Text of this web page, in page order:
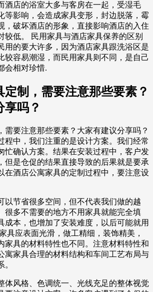
酒店的浴室大多与客房在一起，受湿毛
等影响，会造成家具变形，封边脱落，霉
，破坏酒店的形象，直接影响酒店的入住
较低。 民用家具与酒店家具保养的区别
用的要大许多，因为酒店家具跟洗浴区是
较容易潮湿，而民用家具则不同，是自己
会相对珍惜.
定制，需要注意那些要素？
享吗？
需要注意那些要素？大家有建议分享吗？
程中，我们注重的是设计方案。我们经常
忙确认方案。结果在安装过程中，客户发
但是仓促的结果直接导致的后果就是要承
在酒店公寓家具的定制过程中，要注意设
以节省很多空间，但不代表我们做的越
很多不需要的地方不用家具就能完全填
成本，也增加了安装难度，以后可能就用
具应表面光滑，做工精细，装饰精美，
家具的材料特性也不同。注意材料特性和
寓家具合理的材料结构和车间工艺布局与
体风格、色调统一、光线充足的整体视觉